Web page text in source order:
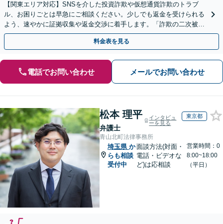
【関東エリア対応】SNSを介した投資詐欺や仮想通貨詐欺のトラブ
ル、お困りごとは早急にご相談ください。少しでも返金を受けられる
よう、速やかに証拠収集や返金交渉に着手します。「詐欺の二次被
害」のご相談も対応します【初回相談無料】【Web相談可】
料金表を見る
電話でお問い合わせ メールでお問い合わせ
松本 理平
弁護士
インタビュ
ーを見る
東京都
青山北町法律事務所
埼玉県 か
らも相談
受付中
面談方法(対面・
電話・ビデオな
ど)は応相談
営業時間：0
8:00~18:00
（平日）